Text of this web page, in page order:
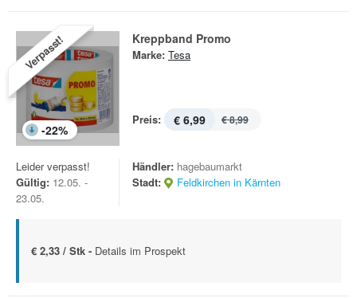
Verpasst!
-22%
Kreppband Promo
Marke: Tesa
Preis: € 6,99 € 8,99
Leider verpasst!
Gültig: 12.05. -
23.05.
Händler: hagebaumarkt
Stadt:
Feldkirchen in Kärnten
€ 2,33 / Stk - Details im Prospekt